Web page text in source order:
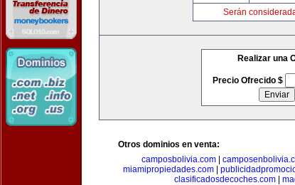
Serán
Realizar una
Precio Ofrecido $
Otros dominios en venta:
camposbolivia.com|
miamipropiedades.com
clasificadosdecoches.com